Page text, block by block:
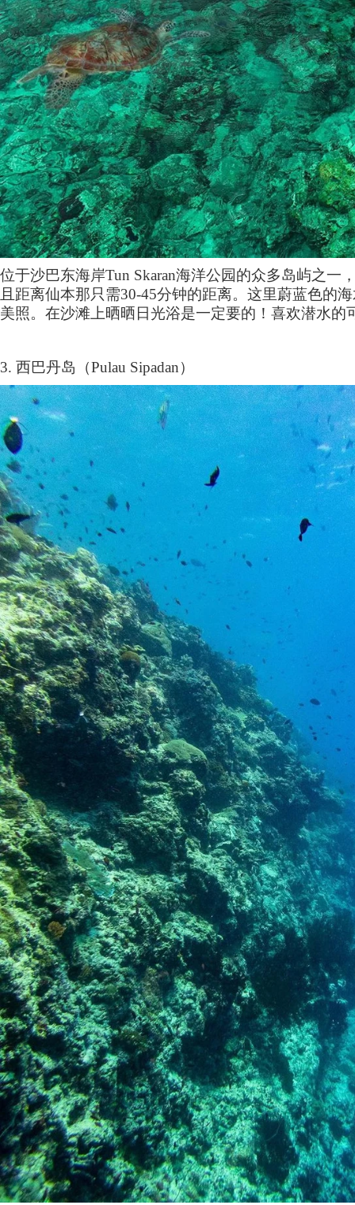
位于沙巴东海岸Tun Skaran海洋公园的众多岛屿之一
且距离仙本那只需30-45分钟的距离。这里蔚蓝色的
美照。在沙滩上晒晒日光浴是一定要的！喜欢潜水的
3. 西巴丹岛（Pulau Sipadan）